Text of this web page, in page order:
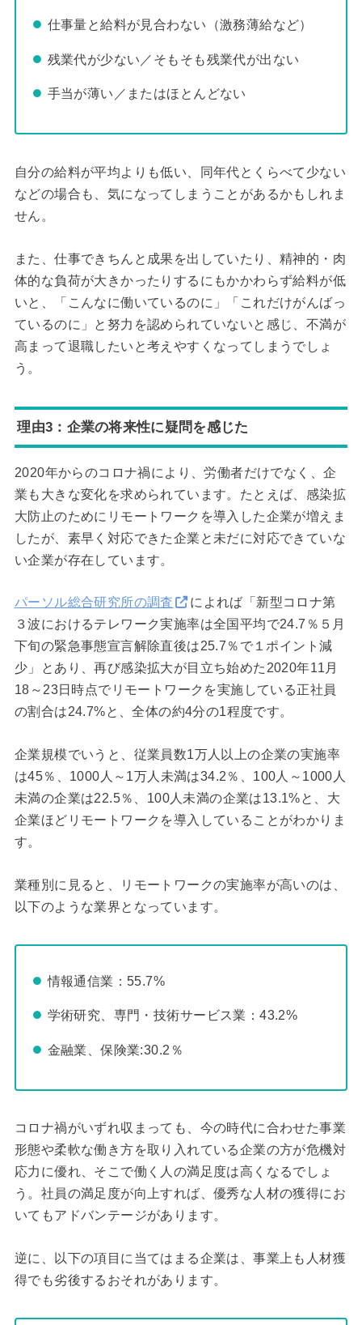
仕事量と給料が見合わない（激務薄給など）
残業代が少ない／そもそも残業代が出ない
手当が薄い／またはほとんどない
自分の給料が平均よりも低い、同年代とくらべて少ない
などの場合も、気になってしまうことがあるかもしれま
せん。
また、仕事できちんと成果を出していたり、精神的・肉
体的な負荷が大きかったりするにもかかわらず給料が低
いと、「こんなに働いているのに」「これだけがんばっ
ているのに」と努力を認められていないと感じ、不満が
高まって退職したいと考えやすくなってしまうでしょ
う。
理由3：企業の将来性に疑問を感じた
2020年からのコロナ禍により、労働者だけでなく、企
業も大きな変化を求められています。たとえば、感染拡
大防止のためにリモートワークを導入した企業が増えま
したが、素早く対応できた企業と未だに対応できていな
い企業が存在しています。
パーソル総合研究所の調査
によれば「新型コロナ第
３波におけるテレワーク実施率は全国平均で24.7％５月
下旬の緊急事態宣言解除直後は25.7％で１ポイント減
少」とあり、再び感染拡大が目立ち始めた2020年11月
18～23日時点でリモートワークを実施している正社員
の割合は24.7%と、全体の約4分の1程度です。
企業規模でいうと、従業員数1万人以上の企業の実施率
は45％、1000人～1万人未満は34.2％、100人～1000人
未満の企業は22.5％、100人未満の企業は13.1%と、大
企業ほどリモートワークを導入していることがわかりま
す。
業種別に見ると、リモートワークの実施率が高いのは、
以下のような業界となっています。
情報通信業：55.7%
学術研究、専門・技術サービス業：43.2%
金融業、保険業:30.2％
コロナ禍がいずれ収まっても、今の時代に合わせた事業
形態や柔軟な働き方を取り入れている企業の方が危機対
応力に優れ、そこで働く人の満足度は高くなるでしょ
う。社員の満足度が向上すれば、優秀な人材の獲得にお
いてもアドバンテージがあります。
逆に、以下の項目に当てはまる企業は、事業上も人材獲
得でも劣後するおそれがあります。